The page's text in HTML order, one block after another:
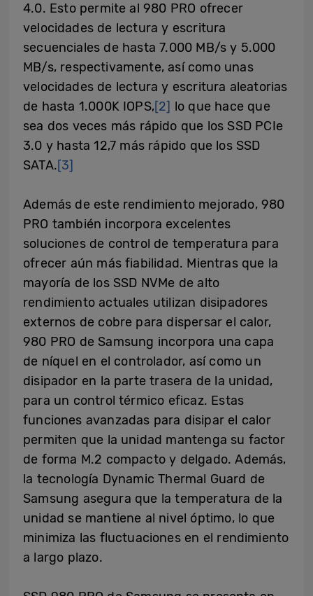
4.0. Esto permite al 980 PRO ofrecer
velocidades de lectura y escritura
secuenciales de hasta 7.000 MB/s y 5.000
MB/s, respectivamente, así como unas
velocidades de lectura y escritura aleatorias
de hasta 1.000K IOPS,[2] lo que hace que
sea dos veces más rápido que los SSD PCIe
3.0 y hasta 12,7 más rápido que los SSD
SATA.[3]
Además de este rendimiento mejorado, 980
PRO también incorpora excelentes
soluciones de control de temperatura para
ofrecer aún más fiabilidad. Mientras que la
mayoría de los SSD NVMe de alto
rendimiento actuales utilizan disipadores
externos de cobre para dispersar el calor,
980 PRO de Samsung incorpora una capa
de níquel en el controlador, así como un
disipador en la parte trasera de la unidad,
para un control térmico eficaz. Estas
funciones avanzadas para disipar el calor
permiten que la unidad mantenga su factor
de forma M.2 compacto y delgado. Además,
la tecnología Dynamic Thermal Guard de
Samsung asegura que la temperatura de la
unidad se mantiene al nivel óptimo, lo que
minimiza las fluctuaciones en el rendimiento
a largo plazo.